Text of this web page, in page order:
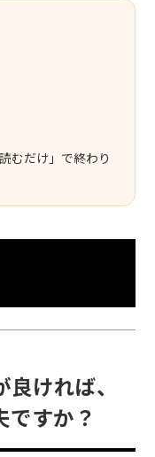
むだけ」で終わり
ければ、
ですか？